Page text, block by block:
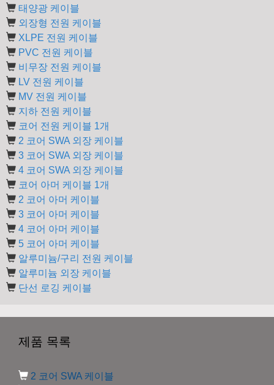
태양광 케이블
외장형 전원 케이블
XLPE 전원 케이블
PVC 전원 케이블
비무장 전원 케이블
LV 전원 케이블
MV 전원 케이블
지하 전원 케이블
코어 전원 케이블 1개
2 코어 SWA 외장 케이블
3 코어 SWA 외장 케이블
4 코어 SWA 외장 케이블
코어 아머 케이블 1개
2 코어 아머 케이블
3 코어 아머 케이블
4 코어 아머 케이블
5 코어 아머 케이블
알루미늄/구리 전원 케이블
알루미늄 외장 케이블
단선 로깅 케이블
제품 목록
2 코어 SWA 케이블